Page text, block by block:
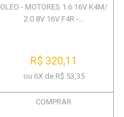
OLEO - MOTORES 1.6 16V K4M/
2.0 8V 16V F4R -...
R$ 320,11
ou 6X de R$ 53,35
COMPRAR